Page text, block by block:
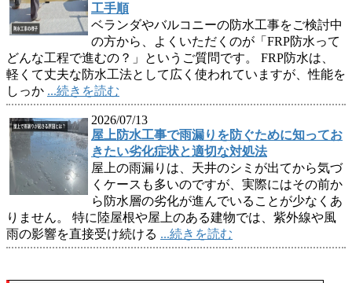
工手順
ベランダやバルコニーの防水工事をご検討中
の方から、よくいただくのが「FRP防水って
どんな工程で進むの？」というご質問です。 FRP防水は、
軽くて丈夫な防水工法として広く使われていますが、性能を
しっか ...続きを読む
2026/07/13
屋上防水工事で雨漏りを防ぐために知ってお
きたい劣化症状と適切な対処法
屋上の雨漏りは、天井のシミが出てから気づ
くケースも多いのですが、実際にはその前か
ら防水層の劣化が進んでいることが少なくあ
りません。 特に陸屋根や屋上のある建物では、紫外線や風
雨の影響を直接受け続ける ...続きを読む